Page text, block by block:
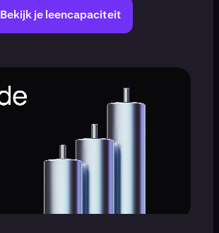
Bekijk je leencapaciteit